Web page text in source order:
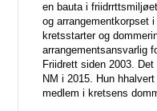
en bauta i
og arrangementkorpset
kretsstarter og
arrangementsansvarlig
Friidrett siden 2003.
NM i 2015. Hun
medlem i kretsens